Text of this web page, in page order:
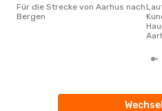
Für die Strecke von Aarhus nach
Bergen
Laut Suchanfragen unserer